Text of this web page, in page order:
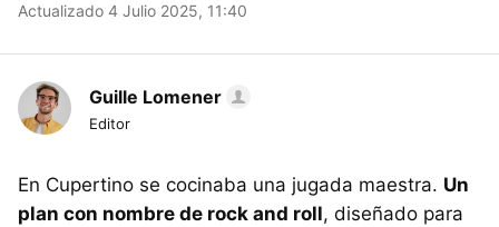
Actualizado 4 Julio 2025, 11:40
Guille Lomener
Editor
En Cupertino se cocinaba una jugada maestra. Un
plan con nombre de rock and roll, diseñado para